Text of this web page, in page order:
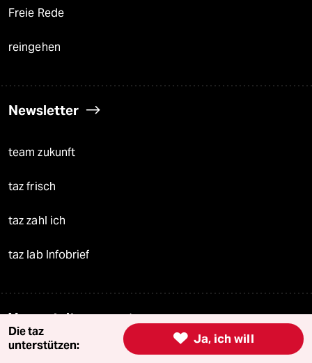
Freie Rede
reingehen
Newsletter
team zukunft
taz frisch
taz zahl ich
taz lab Infobrief
Veranstaltungen
 Ja, ich will
Die taz
unterstützen: